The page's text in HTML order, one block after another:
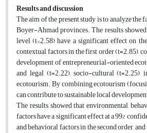
Results and discussion
The aim of the present study is to analyze
Boyer-Ahmad provinces. The results
level (t<2.58) have a significant effect on
contextual factors in the first order (t=2.85),
development of entrepreneurial-oriented
and legal (t=2.22), socio-cultural (t=2.25),
ecotourism. By combining ecotourism
can contribute to sustainable local
The results showed that environmental,
factors have a significant effect at a 99%
and behavioral factors in the second order,